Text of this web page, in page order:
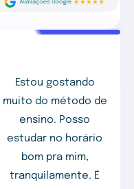
Estou gostando
muito do método de
ensino. Posso
estudar no horário
bom pra mim,
tranquilamente. É